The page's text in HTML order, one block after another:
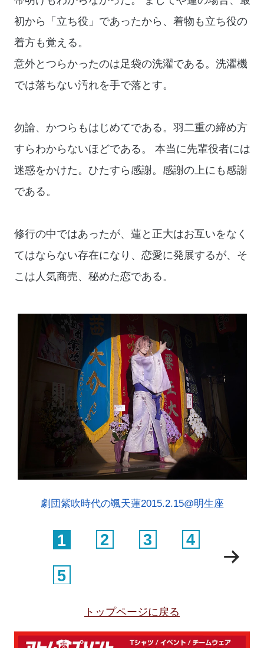
初から「立ち役」であったから、着物も立ち役の
着方も覚える。
意外とつらかったのは足袋の洗濯である。洗濯機
では落ちない汚れを手で落とす。
勿論、かつらもはじめてである。羽二重の締め方
すらわからないほどである。 本当に先輩役者には
迷惑をかけた。ひたすら感謝。感謝の上にも感謝
である。
修行の中ではあったが、蓮と正大はお互いをなく
てはならない存在になり、恋愛に発展するが、そ
こは人気商売、秘めた恋である。
劇団紫吹時代の颯天蓮2015.2.15@明生座
1 2 3
4
5
トップページに戻る